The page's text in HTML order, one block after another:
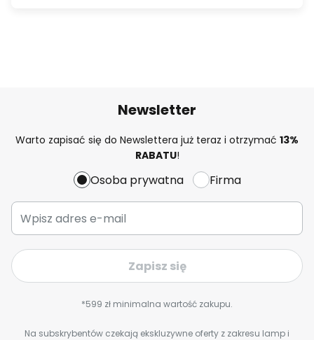
Newsletter
Warto zapisać się do Newslettera już teraz i otrzymać 13%
RABATU!
Osoba prywatna Firma
Zapisz się
*599 zł minimalna wartość zakupu.
Na subskrybentów czekają ekskluzywne oferty z zakresu lamp i